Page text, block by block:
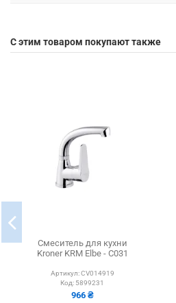
С этим товаром покупают также
Смеситель для кухни
Kroner KRM Elbe - C031
Артикул: CV014919
Код: 5899231
966 ₴